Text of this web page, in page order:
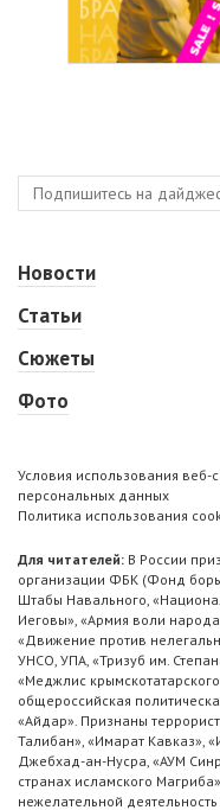
Новости
Статьи
Сюжеты
Фото
Условия использования веб-
персональных данных
Политика использования
Для читателей: В России
организации ФБК (Фонд
Штабы Навального,
Иеговы», «Армия воли
«Движение против
УНСО, УПА, «Тризуб им.
«Меджлис
общероссийская
«Айдар». Признаны
Талибан», «Имарат Кавказ»,
Джебхад-ан-Нусра, «АУМ
странах исламского
нежелательной